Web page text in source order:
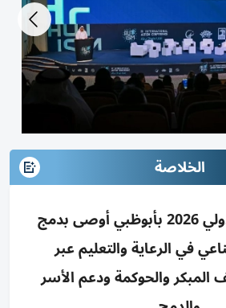
الخلاصة
مؤتمر التوحد الدولي 2026 بأبوظبي أوصى بدمج
في الرعاية والتعليم عبر
المبكر والحوكمة ودعم الأسر